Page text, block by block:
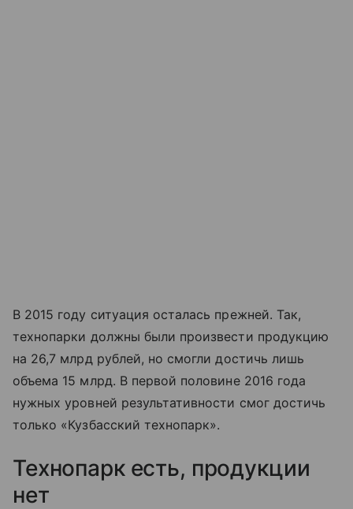
В 2015 году ситуация осталась прежней. Так,
технопарки должны были произвести продукцию
на 26,7 млрд рублей, но смогли достичь лишь
объема 15 млрд. В первой половине 2016 года
нужных уровней результативности смог достичь
только «Кузбасский технопарк».
Технопарк есть, продукции
нет